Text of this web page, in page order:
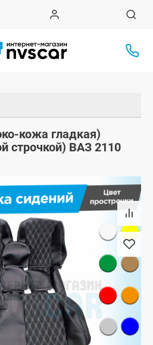
кожа гладкая)
строчкой) ВАЗ 2110